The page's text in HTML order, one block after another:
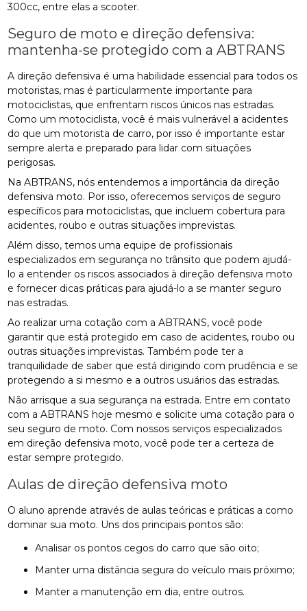
300cc, entre elas a scooter.
Seguro de moto e direção defensiva:
mantenha-se protegido com a ABTRANS
A direção defensiva é uma habilidade essencial para todos os
motoristas, mas é particularmente importante para
motociclistas, que enfrentam riscos únicos nas estradas.
Como um motociclista, você é mais vulnerável a acidentes
do que um motorista de carro, por isso é importante estar
sempre alerta e preparado para lidar com situações
perigosas.
Na ABTRANS, nós entendemos a importância da direção
defensiva moto. Por isso, oferecemos serviços de seguro
específicos para motociclistas, que incluem cobertura para
acidentes, roubo e outras situações imprevistas.
Além disso, temos uma equipe de profissionais
especializados em segurança no trânsito que podem ajudá-
lo a entender os riscos associados à direção defensiva moto
e fornecer dicas práticas para ajudá-lo a se manter seguro
nas estradas.
Ao realizar uma cotação com a ABTRANS, você pode
garantir que está protegido em caso de acidentes, roubo ou
outras situações imprevistas. Também pode ter a
tranquilidade de saber que está dirigindo com prudência e se
protegendo a si mesmo e a outros usuários das estradas.
Não arrisque a sua segurança na estrada. Entre em contato
com a ABTRANS hoje mesmo e solicite uma cotação para o
seu seguro de moto. Com nossos serviços especializados
em direção defensiva moto, você pode ter a certeza de
estar sempre protegido.
Aulas de direção defensiva moto
O aluno aprende através de aulas teóricas e práticas a como
dominar sua moto. Uns dos principais pontos são:
analisar os pontos cegos do carro que são oito;
manter uma distância segura do veículo mais próximo;
manter a manutenção em dia, entre outros.